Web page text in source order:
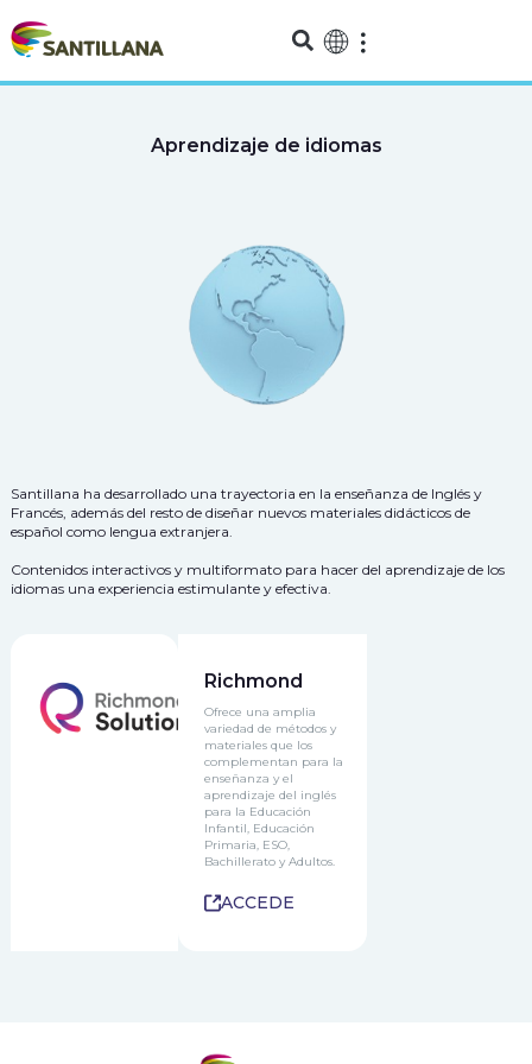
Aprendizaje de idiomas
Santillana ha desarrollado una trayectoria en la enseñanza de Inglés y
Francés, además del resto de diseñar nuevos materiales didácticos de
español como lengua extranjera.
Contenidos interactivos y multiformato para hacer del aprendizaje de los
idiomas una experiencia estimulante y efectiva.
Richmond
Ofrece una amplia
variedad de métodos y
materiales que los
complementan para la
enseñanza y el
aprendizaje del inglés
para la Educación
Infantil, Educación
Primaria, ESO,
Bachillerato y Adultos.
ACCEDE